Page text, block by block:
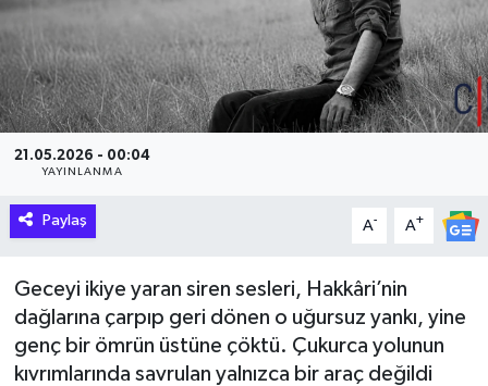
21.05.2026 - 00:04
YAYINLANMA
Paylaş A- A+
Geceyi ikiye yaran siren sesleri, Hakkâri’nin
dağlarına çarpıp geri dönen o uğursuz yankı, yine
genç bir ömrün üstüne çöktü. Çukurca yolunun
kıvrımlarında savrulan yalnızca bir araç değildi
İLGİNÇ HABERLER
KADIN
KÜLTÜR SANAT
MAKALE
POLİTİKA